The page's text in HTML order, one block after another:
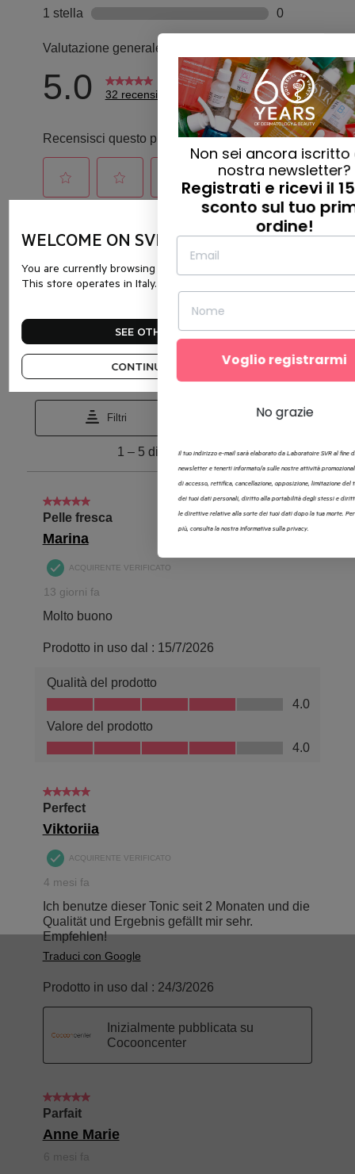
WELCOME ON SVR
You are currently browsing the website it.svr.com.
This store operates in Italy.
CONTINUE IN THIS SHOP
SEE OTHER COUNTRIES
Non sei ancora iscritto alla
nostra newsletter?
Registrati e ricevi il 15% di
sconto sul tuo primo
Voglio registrarmi
Il tuo indirizzo e-mail sarà elaborato da Laboratoire SVR al fine di inviarti la
newsletter e tenerti informato/a sulle nostre attività promozionali. Hai diritto
di accesso, rettifica, cancellazione, opposizione, limitazione del trattamento
dei tuoi dati personali, diritto alla portabilità degli stessi e diritto di definire
le direttive relative alla sorte dei tuoi dati dopo la tua morte. Per saperne di
più, consulta la nostra Informativa sulla privacy.